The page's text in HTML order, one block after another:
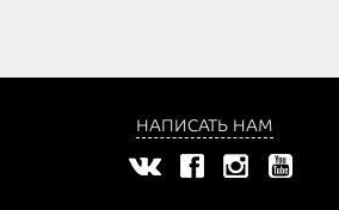
НАПИСАТЬ НАМ